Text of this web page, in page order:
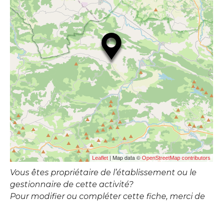
Leaflet | Map data © OpenStreetMap contributors
Vous êtes propriétaire de l’établissement ou le
gestionnaire de cette activité?
Pour modifier ou compléter cette fiche, merci de